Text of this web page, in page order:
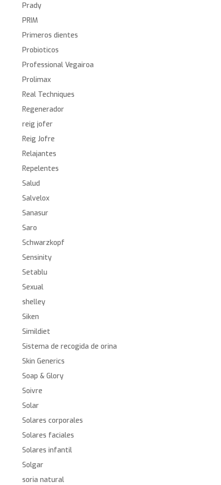
Prady
PRIM
Primeros dientes
Probioticos
Professional Vegairoa
Prolimax
Real Techniques
Regenerador
reig jofer
Reig Jofre
Relajantes
Repelentes
Salud
Salvelox
Sanasur
Saro
Schwarzkopf
Sensinity
Setablu
Sexual
shelley
Siken
Simildiet
Sistema de recogida de orina
Skin Generics
Soap & Glory
Soivre
Solar
Solares corporales
Solares faciales
Solares infantil
Solgar
soria natural